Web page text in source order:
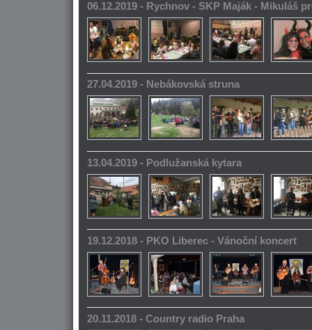
06.12.2019 - Rychnov - SKP Maják - Mikuláš
27.04.2019 - Nebákovská struna
13.04.2019 - Podlužanská kytara
19.12.2018 - PKO Liberec - Vánoční koncert
20.11.2018 - Country radio Praha